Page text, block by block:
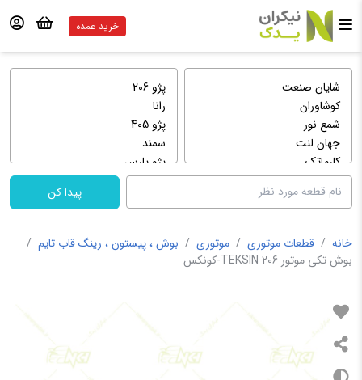
خرید عمده
پیدا کن
خانه / قطعات موتوری / موتوری / بوش ، پیستون ، رینگ قاب تایم /
بوش تکی موتور 206 TEKSIN-کونکس